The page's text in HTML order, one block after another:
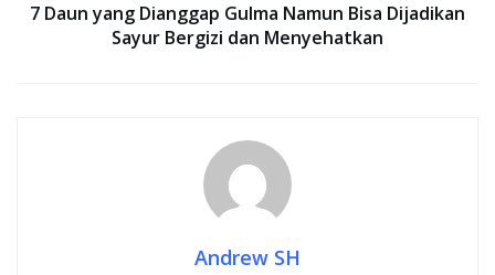
7 Daun yang Dianggap Gulma Namun Bisa Dijadikan
Sayur Bergizi dan Menyehatkan
Andrew SH